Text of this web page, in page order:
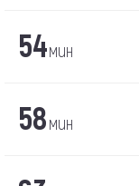
54мин
58мин